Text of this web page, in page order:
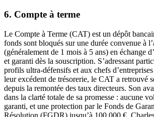
6. Compte à terme
Le Compte à Terme (CAT) est un dépôt
fonds sont bloqués sur une durée convenue à
(généralement de 1 mois à 5 ans) en échange
et garanti dès la souscription. S’adressant
profils ultra-défensifs et aux chefs
leur excédent de trésorerie, le CAT a retrouvé
depuis la remontée des taux directeurs. Son
dans la clarté totale de sa promesse : aucune
garanti, et une protection par le Fonds de
Résolution (FGDR) jusqu’à 100 000 €.